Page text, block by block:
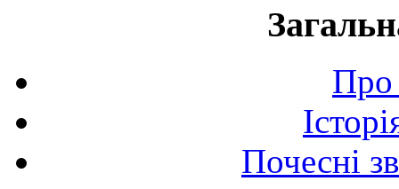
Про
Почесні